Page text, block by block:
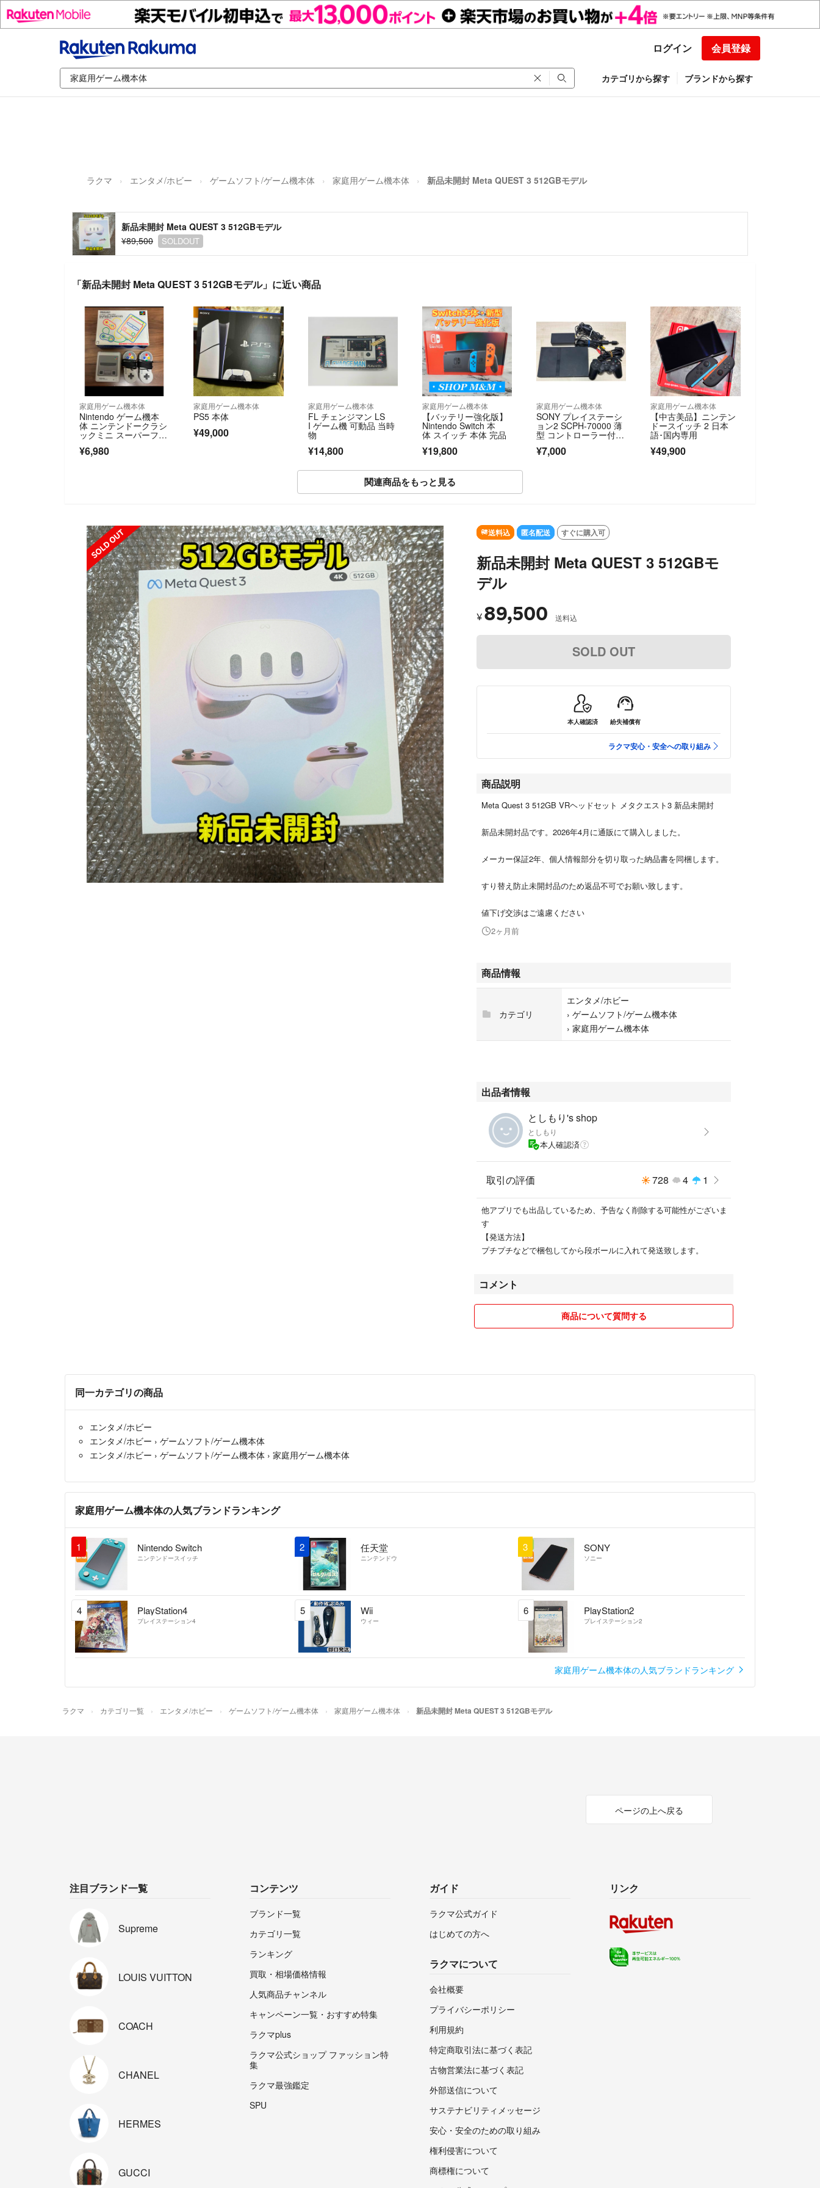
ログイン 会員登録
カテゴリから探す ブランドから探す
ラクマ エンタメ/ホビー ゲームソフト/ゲーム機本体 家庭用ゲーム機本体 新品未開封 Meta QUEST 3 512GBモデル
新品未開封 Meta QUEST 3 512GBモデル
¥89,500
SOLDOUT
「新品未開封 Meta QUEST 3 512GBモデル」に近い商品
家庭用ゲーム機本体
Nintendo ゲーム機本
体 ニンテンドークラシ
ックミニ スーパーファ
ミコン
¥6,980
家庭用ゲーム機本体
PS5 本体
¥49,000
家庭用ゲーム機本体
FL チェンジマン LS
I ゲーム機 可動品 当時
物
¥14,800
家庭用ゲーム機本体
【バッテリー強化版】
Nintendo Switch 本
体 スイッチ 本体 完品
¥19,800
家庭用ゲーム機本体
SONY プレイステーシ
ョン2 SCPH-70000 薄
型 コントローラー付
属
¥7,000
家庭用ゲーム機本体
【中古美品】ニンテン
ドースイッチ 2 日本
語･国内専用
¥49,900
関連商品をもっと見る
SOLD OUT 送料込 匿名配送 すぐに購入可
新品未開封 Meta QUEST 3 512GBモ
デル
¥ 89,500 送料込
SOLD OUT
本人確認済 紛失補償有
ラクマ安心・安全への取り組み
商品説明
Meta Quest 3 512GB VRヘッドセット メタクエスト3 新品未開封
新品未開封品です。2026年4月に通販にて購入しました。
メーカー保証2年、個人情報部分を切り取った納品書を同梱します。
すり替え防止未開封品のため返品不可でお願い致します。
値下げ交渉はご遠慮ください
2ヶ月前
商品情報
カテゴリ
エンタメ/ホビー
› ゲームソフト/ゲーム機本体
› 家庭用ゲーム機本体
出品者情報
としもり's shop
としもり
本人確認済
取引の評価 728 4 1
他アプリでも出品しているため、予告なく削除する可能性がございま
す
【発送方法】
プチプチなどで梱包してから段ボールに入れて発送致します。
コメント
商品について質問する
同一カテゴリの商品
エンタメ/ホビー
エンタメ/ホビー › ゲームソフト/ゲーム機本体
エンタメ/ホビー › ゲームソフト/ゲーム機本体 › 家庭用ゲーム機本体
家庭用ゲーム機本体の人気ブランドランキング
1 Nintendo Switch
ニンテンドースイッチ
2 任天堂
ニンテンドウ
3 SONY
ソニー
4 PlayStation4
プレイステーション4
5 Wii
ウィー
6 PlayStation2
プレイステーション2
家庭用ゲーム機本体の人気ブランドランキング
ラクマ カテゴリ一覧 エンタメ/ホビー ゲームソフト/ゲーム機本体 家庭用ゲーム機本体 新品未開封 Meta QUEST 3 512GBモデル
ページの上へ戻る
注目ブランド一覧
Supreme
LOUIS VUITTON
COACH
CHANEL
HERMES
GUCCI
コンテンツ
ブランド一覧
カテゴリ一覧
ランキング
買取・相場価格情報
人気商品チャンネル
キャンペーン一覧・おすすめ特集
ラクマplus
ラクマ公式ショップ ファッション特
集
ラクマ最強鑑定
SPU
ガイド
ラクマ公式ガイド
はじめての方へ
ラクマについて
会社概要
プライバシーポリシー
利用規約
特定商取引法に基づく表記
古物営業法に基づく表記
外部送信について
サステナビリティメッセージ
安心・安全のための取り組み
権利侵害について
商標権について
リンク